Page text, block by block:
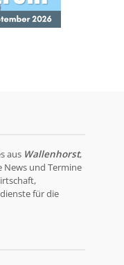
aus Wallenhorst,
News und Termine
für die